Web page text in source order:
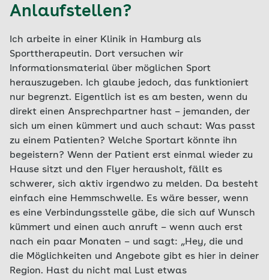
Anlaufstellen?
Ich arbeite in einer Klinik in Hamburg als
Sporttherapeutin. Dort versuchen wir
Informationsmaterial über möglichen Sport
herauszugeben. Ich glaube jedoch, das funktioniert
nur begrenzt. Eigentlich ist es am besten, wenn du
direkt einen Ansprechpartner hast – jemanden, der
sich um einen kümmert und auch schaut: Was passt
zu einem Patienten? Welche Sportart könnte ihn
begeistern? Wenn der Patient erst einmal wieder zu
Hause sitzt und den Flyer herausholt, fällt es
schwerer, sich aktiv irgendwo zu melden. Da besteht
einfach eine Hemmschwelle. Es wäre besser, wenn
es eine Verbindungsstelle gäbe, die sich auf Wunsch
kümmert und einen auch anruft – wenn auch erst
nach ein paar Monaten – und sagt: „Hey, die und
die Möglichkeiten und Angebote gibt es hier in deiner
Region. Hast du nicht mal Lust etwas